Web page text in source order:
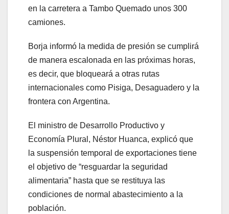
en la carretera a Tambo Quemado unos 300
camiones.
Borja informó la medida de presión se cumplirá
de manera escalonada en las próximas horas,
es decir, que bloqueará a otras rutas
internacionales como Pisiga, Desaguadero y la
frontera con Argentina.
El ministro de Desarrollo Productivo y
Economía Plural, Néstor Huanca, explicó que
la suspensión temporal de exportaciones tiene
el objetivo de “resguardar la seguridad
alimentaria” hasta que se restituya las
condiciones de normal abastecimiento a la
población.